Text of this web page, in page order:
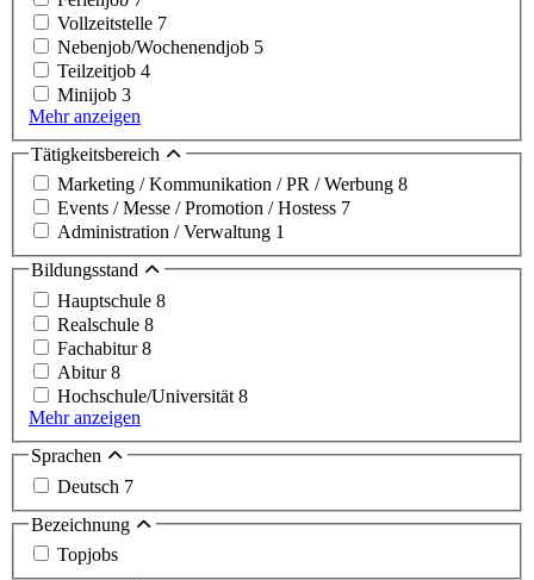
Vollzeitstelle 7
Nebenjob/Wochenendjob 5
Teilzeitjob 4
Minijob 3
Mehr anzeigen
Tätigkeitsbereich
Marketing / Kommunikation / PR / Werbung 8
Events / Messe / Promotion / Hostess 7
Administration / Verwaltung 1
Bildungsstand
Hauptschule 8
Realschule 8
Fachabitur8
Abitur8
Hochschule/Universität 8
Mehr anzeigen
Sprachen
Deutsch 7
Bezeichnung
Topjobs